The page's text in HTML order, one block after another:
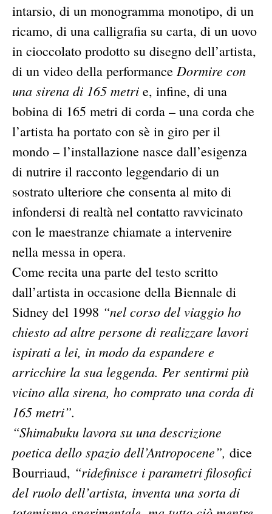
intarsio, di un monogramma monotipo, di un
ricamo, di una calligrafia su carta, di un uovo
in cioccolato prodotto su disegno dell’artista,
di un video della performance Dormire con
una sirena di 165 metri e, infine, di una
bobina di 165 metri di corda – una corda che
l’artista ha portato con sè in giro per il
mondo – l’installazione nasce dall’esigenza
di nutrire il racconto leggendario di un
sostrato ulteriore che consenta al mito di
infondersi di realtà nel contatto ravvicinato
con le maestranze chiamate a intervenire
nella messa in opera.
Come recita una parte del testo scritto
dall’artista in occasione della Biennale di
Sidney del 1998 “nel corso del viaggio ho
chiesto ad altre persone di realizzare lavori
ispirati a lei, in modo da espandere e
arricchire la sua leggenda. Per sentirmi più
vicino alla sirena, ho comprato una corda di
165 metri”.
“Shimabuku lavora su una descrizione
poetica dello spazio dell’Antropocene”, dice
Bourriaud, “ridefinisce i parametri filosofici
del ruolo dell’artista, inventa una sorta di